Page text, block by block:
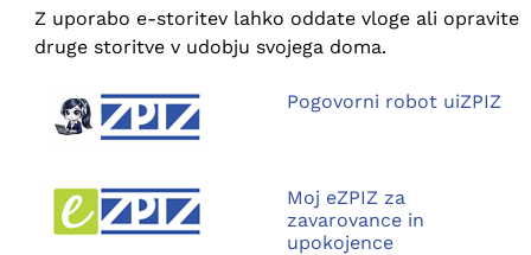
Z uporabo e-storitev lahko oddate vloge ali opravite
druge storitve v udobju svojega doma.
Pogovorni robot uiZPIZ
Moj eZPIZ za
zavarovance in
upokojence